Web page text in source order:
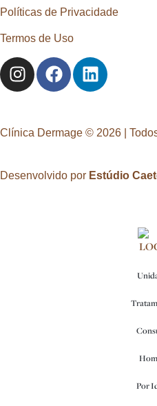
Políticas de Privacidade
Termos de Uso
Clínica Dermage © 2026 |
Desenvolvido por Estúdio
Por